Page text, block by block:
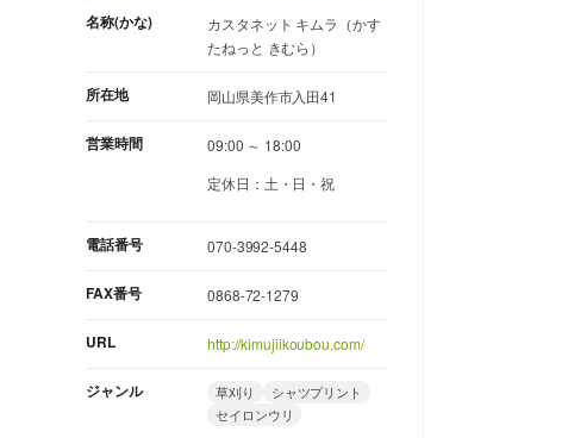
名称(かな)
カスタネット キムラ（かす
たねっと きむら）
所在地 岡山県美作市入田41
営業時間
09:00 ～ 18:00
定休日：土・日・祝
電話番号 070-3992-5448
FAX番号 0868-72-1279
URL http://kimujiikoubou.com/
ジャンル 草刈り
シャツプリント
セイロンウリ